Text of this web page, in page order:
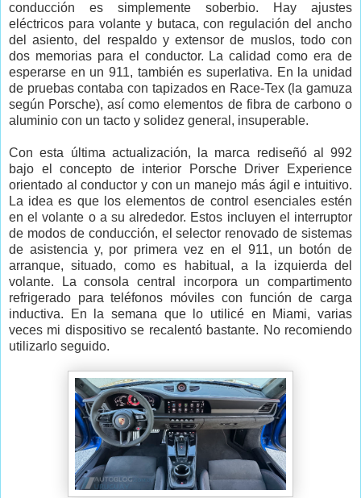
conducción es simplemente soberbio. Hay ajustes
eléctricos para volante y butaca, con regulación del ancho
del asiento, del respaldo y extensor de muslos, todo con
dos memorias para el conductor. La calidad como era de
esperarse en un 911, también es superlativa. En la unidad
de pruebas contaba con tapizados en Race-Tex (la gamuza
según Porsche), así como elementos de fibra de carbono o
aluminio con un tacto y solidez general, insuperable.
Con esta última actualización, la marca rediseñó al 992
bajo el concepto de interior Porsche Driver Experience
orientado al conductor y con un manejo más ágil e intuitivo.
La idea es que los elementos de control esenciales estén
en el volante o a su alrededor. Estos incluyen el interruptor
de modos de conducción, el selector renovado de sistemas
de asistencia y, por primera vez en el 911, un botón de
arranque, situado, como es habitual, a la izquierda del
volante. La consola central incorpora un compartimento
refrigerado para teléfonos móviles con función de carga
inductiva. En la semana que lo utilicé en Miami, varias
veces mi dispositivo se recalentó bastante. No recomiendo
utilizarlo seguido.